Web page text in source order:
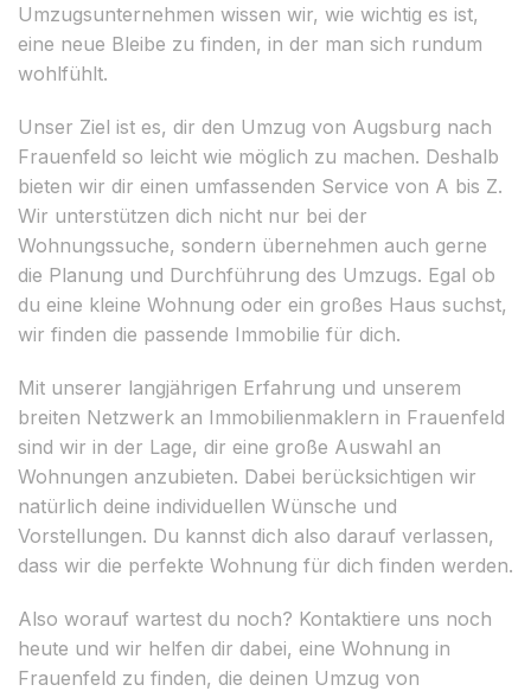
Umzugsunternehmen wissen wir, wie wichtig es ist,
eine neue Bleibe zu finden, in der man sich rundum
wohlfühlt.
Unser Ziel ist es, dir den Umzug von Augsburg nach
Frauenfeld so leicht wie möglich zu machen. Deshalb
bieten wir dir einen umfassenden Service von A bis Z.
Wir unterstützen dich nicht nur bei der
Wohnungssuche, sondern übernehmen auch gerne
die Planung und Durchführung des Umzugs. Egal ob
du eine kleine Wohnung oder ein großes Haus suchst,
wir finden die passende Immobilie für dich.
Mit unserer langjährigen Erfahrung und unserem
breiten Netzwerk an Immobilienmaklern in Frauenfeld
sind wir in der Lage, dir eine große Auswahl an
Wohnungen anzubieten. Dabei berücksichtigen wir
natürlich deine individuellen Wünsche und
Vorstellungen. Du kannst dich also darauf verlassen,
dass wir die perfekte Wohnung für dich finden werden.
Also worauf wartest du noch? Kontaktiere uns noch
heute und wir helfen dir dabei, eine Wohnung in
Frauenfeld zu finden, die deinen Umzug von